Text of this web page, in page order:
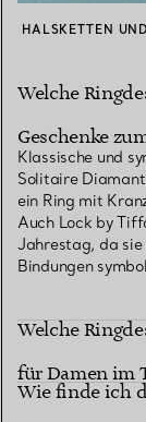
HALSKETTEN
Welche
Geschenke
Klassische und
Solitaire
ein Ring mit
Auch Lock by
Jahrestag, da sie
Bindungen
Welche
für Damen im
Wie finde ich